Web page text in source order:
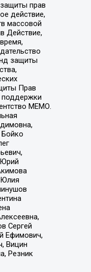
прав
действие,
массовой
Действие,
защиты
Прав
поддержки
МЕМО.
Бойко
Юлия
Сергей
Ефимович,
Вицин
Резник